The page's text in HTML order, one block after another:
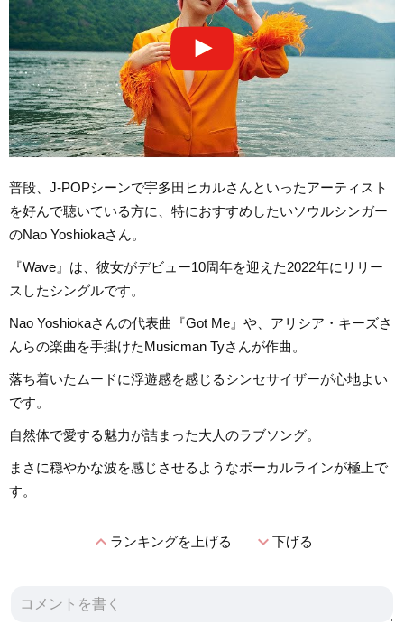
普段、J-POPシーンで宇多田ヒカルさんといったアーティスト
を好んで聴いている方に、特におすすめしたいソウルシンガー
のNao Yoshiokaさん。
『Wave』は、彼女がデビュー10周年を迎えた2022年にリリー
スしたシングルです。
Nao Yoshiokaさんの代表曲『Got Me』や、アリシア・キーズさ
んらの楽曲を手掛けたMusicman Tyさんが作曲。
落ち着いたムードに浮遊感を感じるシンセサイザーが心地よい
です。
自然体で愛する魅力が詰まった大人のラブソング。
まさに穏やかな波を感じさせるようなボーカルラインが極上で
す。
expand_lessランキングを上げる expand_more下げる